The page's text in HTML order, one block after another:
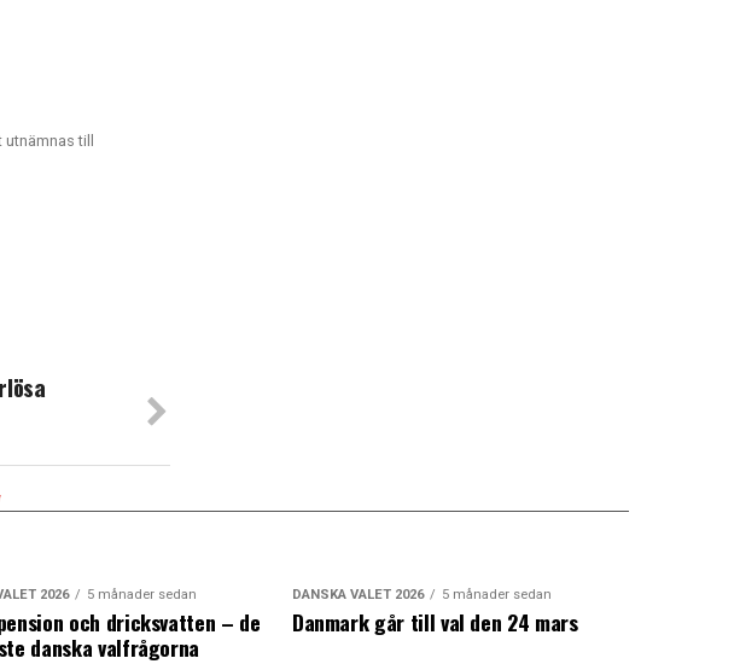
till
2026 5 månader sedan
och dricksvatten – de
danska valfrågorna
DANSKA VALET 2026 5 månader sedan
Danmark går till val den 24 mars